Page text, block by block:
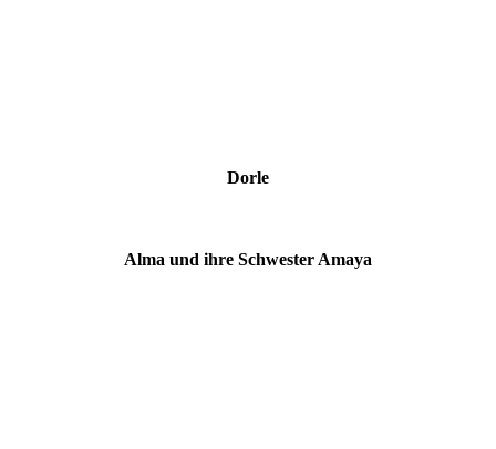
Dorle
Alma und ihre Schwester Amaya